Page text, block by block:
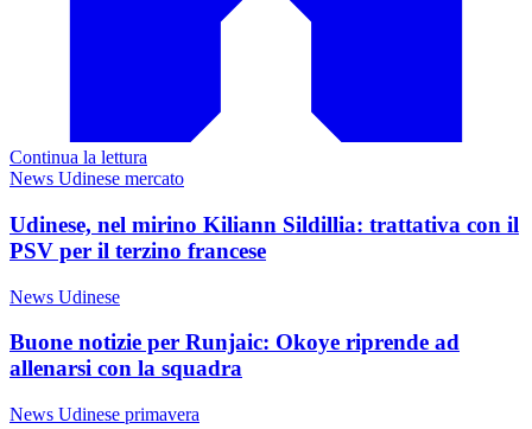
Continua la lettura
News Udinese mercato
Udinese, nel mirino Kiliann Sildillia: trattativa con il
PSV per il terzino francese
News Udinese
Buone notizie per Runjaic: Okoye riprende ad
allenarsi con la squadra
News Udinese primavera